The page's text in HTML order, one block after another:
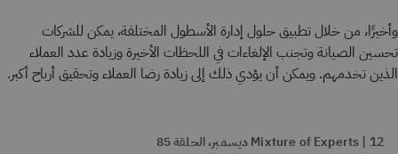
وأخيرًا، من خلال تطبيق حلول إدارة الأسطول المختلفة، يمكن للشركات
تحسين الصيانة وتجنب الإلغاءات في اللحظات الأخيرة وزيادة عدد العملاء
الذين تخدمهم. ويمكن أن يؤدي ذلك إلى زيادة رضا العملاء وتحقيق أرباح أكبر.
Mixture of Experts | 12 ديسمبر، الحلقة 85